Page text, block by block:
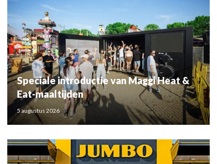
Speciale introductie van Maggi Heat &
Eat-maaltijden
5 augustus 2026